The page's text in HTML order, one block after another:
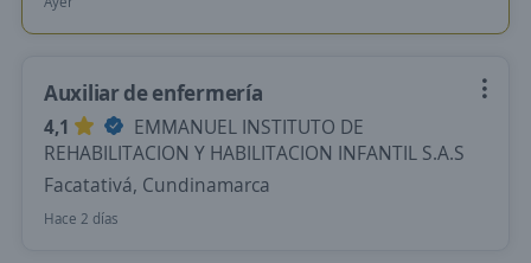
Auxiliar de enfermería
4,1
EMMANUEL INSTITUTO DE
REHABILITACION Y HABILITACION INFANTIL S.A.S
Facatativá, Cundinamarca
Hace 2 días